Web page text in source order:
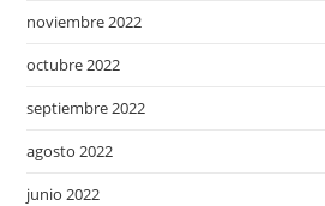
noviembre 2022
octubre 2022
septiembre 2022
agosto 2022
junio 2022